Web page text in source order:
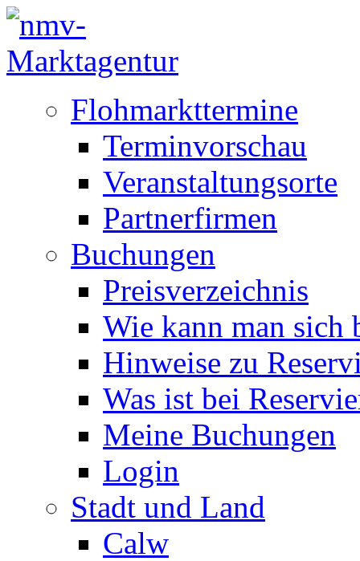
Flohmarkttermine
Terminvorschau
Veranstaltungsorte
Partnerfirmen
Buchungen
Preisverzeichnis
Wie kann man sich
Hinweise zu
Was ist bei
Meine Buchungen
Login
Stadt und Land
Calw